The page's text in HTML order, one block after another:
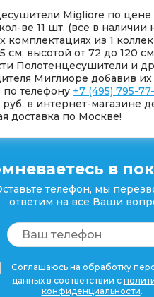
Migliore по цене
ве 11 шт. (все в наличии
комплектациях из 1
см, высотой от 72 до 120
Полотенцесушители и
Миглиоре добавив
телефону +7 (495) 795-
в интернет-магазине
доставка по Москве!
в
телефон, мы
ответим на все Ваши
Соглашаюсь на обработку
данных в соответствии с
конфиденциальности.